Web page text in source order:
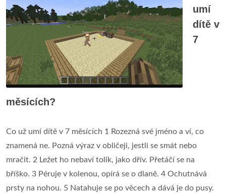
umí
dítě v
7
měsících?
Co už umí dítě v 7 měsících 1 Rozezná své jméno a ví, co
znamená ne. Pozná výraz v obličeji, jestli se smát nebo
mračit. 2 Ležet ho nebaví tolik, jako dřív. Přetáčí se na
bříško. 3 Péruje v kolenou, opírá se o dlaně. 4 Ochutnává
prsty na nohou. 5 Natahuje se po věcech a dává je do pusy.